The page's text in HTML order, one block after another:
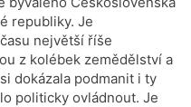
republiky. Je
největší říše
z kolébek zemědělství a
dokázala podmanit i ty
politicky ovládnout. Je